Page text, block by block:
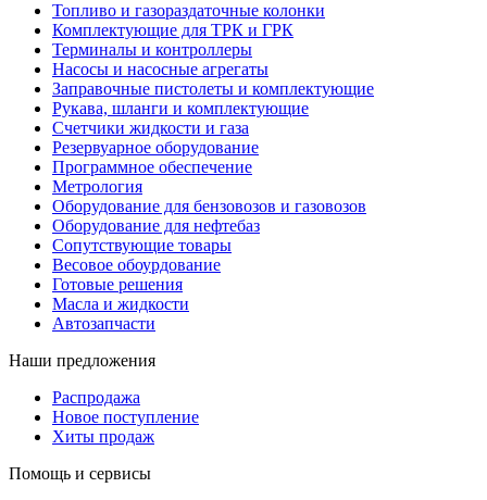
Топливо и газораздаточные колонки
Комплектующие для ТРК и ГРК
Терминалы и контроллеры
Насосы и насосные агрегаты
Заправочные пистолеты и комплектующие
Рукава, шланги и комплектующие
Счетчики жидкости и газа
Резервуарное оборудование
Программное обеспечение
Метрология
Оборудование для бензовозов и газовозов
Оборудование для нефтебаз
Сопутствующие товары
Весовое обоурдование
Готовые решения
Масла и жидкости
Автозапчасти
Наши предложения
Распродажа
Новое поступление
Хиты продаж
Помощь и сервисы